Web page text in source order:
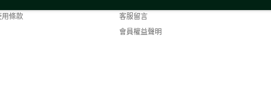
用條款
客服留言
會員權益聲明